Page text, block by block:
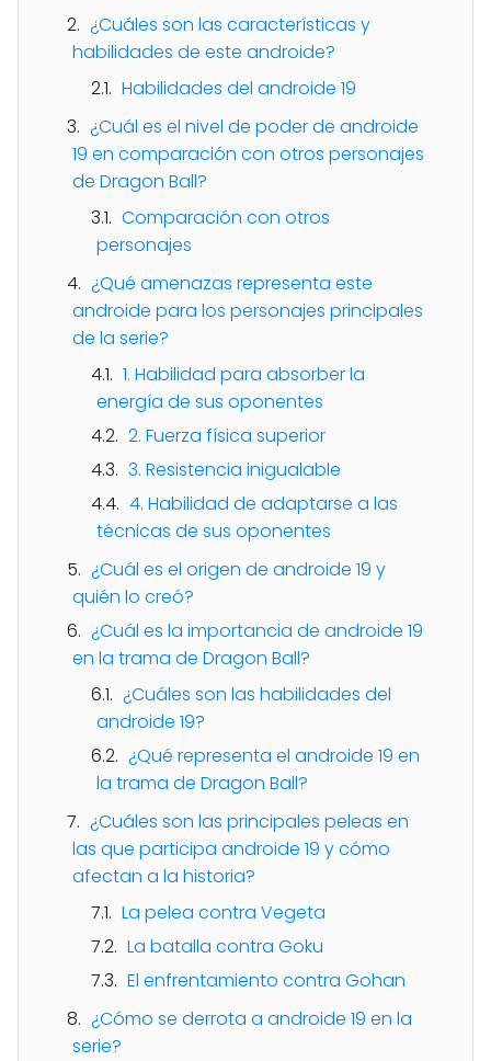
¿Cuáles son las características y
habilidades de este androide?
Habilidades del androide 19
¿Cuál es el nivel de poder de androide
19 en comparación con otros personajes
de Dragon Ball?
Comparación con otros
personajes
¿Qué amenazas representa este
androide para los personajes principales
de la serie?
1. Habilidad para absorber la
energía de sus oponentes
2. Fuerza física superior
3. Resistencia inigualable
4. Habilidad de adaptarse a las
técnicas de sus oponentes
¿Cuál es el origen de androide 19 y
quién lo creó?
¿Cuál es la importancia de androide 19
en la trama de Dragon Ball?
¿Cuáles son las habilidades del
androide 19?
¿Qué representa el androide 19 en
la trama de Dragon Ball?
¿Cuáles son las principales peleas en
las que participa androide 19 y cómo
afectan a la historia?
La pelea contra Vegeta
La batalla contra Goku
El enfrentamiento contra Gohan
¿Cómo se derrota a androide 19 en la
serie?